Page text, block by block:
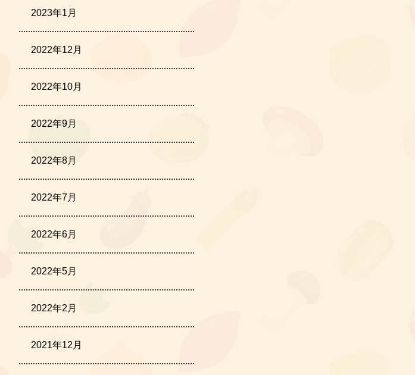
2023年1月
2022年12月
2022年10月
2022年9月
2022年8月
2022年7月
2022年6月
2022年5月
2022年2月
2021年12月